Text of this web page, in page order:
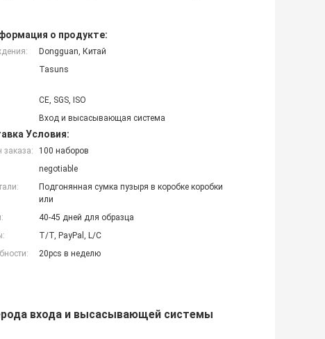
о продукте:
Dongguan, Китай
Tasuns
CE, SGS, ISO
Вход и высасывающая система
Условия:
заказа:
100 наборов
negotiable
Подгонянная сумка пузыря в коробке коробки
или
40-45 дней для образца
T/T, PayPal, L/C
20pcs в неделю
входа и высасывающей системы